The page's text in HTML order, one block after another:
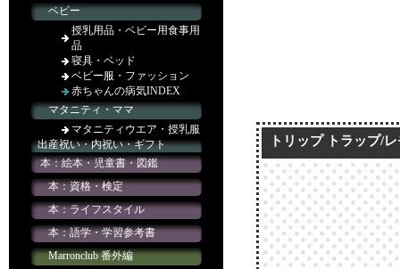
トリップ トラップ/